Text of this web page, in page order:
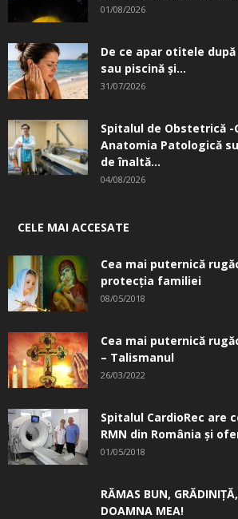
01/08/2026
De ce apar otitele
sau piscină și...
31/07/2026
Spitalul de Obstetrică
Anatomia Patologică
de înaltă...
04/08/2026
CELE MAI ACCESATE
Cea mai puternică
protecția familiei
08/05/2018
Cea mai puternică
– Talismanul
26/03/2022
Spitalul CardioRec are
RMN din România și
01/05/2018
RĂMAS BUN,
DOAMNA MEA!